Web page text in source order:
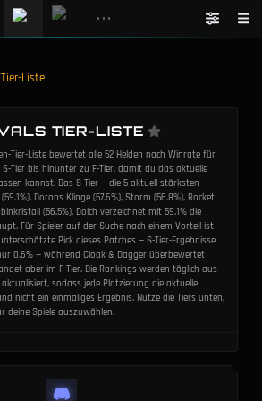
•••
Tier-Liste
TIER-LISTE
Tier-Liste bewertet alle 52 Helden nach Winrate für
Tier bis hinunter zu F-Tier, damit du das aktuelle
kannst. Das S-Tier — die 5 aktuell stärksten
Dorans Klinge (57.6%), Storm (56.8%), Rocket
(56.5%). Dolch verzeichnet mit 59.1% die
Für Spieler auf der Suche nach einem Vorteil ist
Pick dieses Patches — S-Tier-Ergebnisse
0.6% — während Cloak & Dagger überbewertet
aber im F-Tier. Die Rankings werden täglich aus
sodass jede Platzierung die aktuelle
nicht ein einmaliges Ergebnis. Nutze die Tiers unten,
deine Spiele auszuwählen.